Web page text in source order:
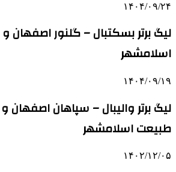
۱۴۰۴/۰۹/۲۴
لیگ برتر بسکتبال – گلنور اصفهان
اسلامشهر
۱۴۰۴/۰۹/۱۹
لیگ برتر والیبال – سپاهان اصفهان و
طبیعت اسلامشهر
۱۴۰۲/۱۲/۰۵